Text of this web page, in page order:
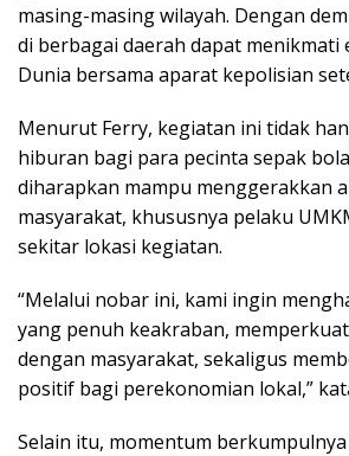
masing-masing wilayah. Dengan
di berbagai daerah dapat menikmati
Dunia bersama aparat kepolisian
Menurut Ferry, kegiatan ini tidak
hiburan bagi para pecinta sepak
diharapkan mampu menggerakkan
masyarakat, khususnya pelaku
sekitar lokasi kegiatan.
“Melalui nobar ini, kami ingin
yang penuh keakraban,
dengan masyarakat, sekaligus
positif bagi perekonomian lokal,”
Selain itu, momentum